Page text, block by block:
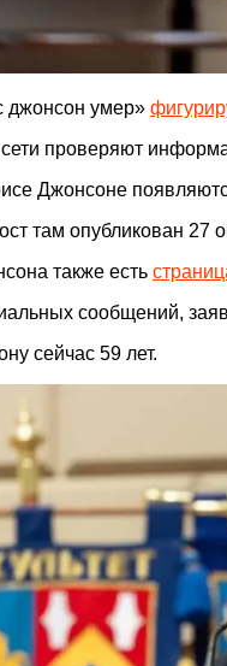
джонсон умер»
сети проверяют
Джонсоне
там опубликован 27
также есть
сообщений,
сейчас 59 лет.